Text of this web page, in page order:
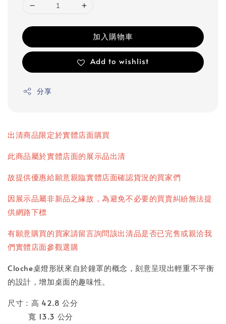
加入購物車
Add to wishlist
分享
出清商品限定於實體店面購買
此商品屬於實體店面的展示品出清
故提供優惠給願意親臨實體店面確認貨況的買家們
因展示品屬非新品之緣故，為避免不必要的買賣糾紛無法提
供網路下標
有願意購買的買家請留言詢問該出清品是否已完售或親洽我
們實體店面參觀選購
Cloche桌燈形狀來自於鐘罩的概念，刻意呈現出輕重不平衡
的設計，增加桌面的趣味性。
尺寸： 高 42.8 公分
寬 13.3 公分